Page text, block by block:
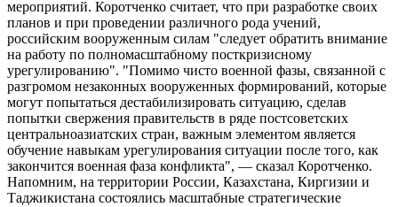
мероприятий. Коротченко считает, что при разработке своих
планов и при проведении различного рода учений,
российским вооруженным силам "следует обратить внимание
на работу по полномасштабному посткризисному
урегулированию". "Помимо чисто военной фазы, связанной с
разгромом незаконных вооруженных формирований, которые
могут попытаться дестабилизировать ситуацию, сделав
попытки свержения правительств в ряде постсоветских
центральноазиатских стран, важным элементом является
обучение навыкам урегулирования ситуации после того, как
закончится военная фаза конфликта", — сказал Коротченко.
Напомним, на территории России, Казахстана, Киргизии и
Таджикистана состоялись масштабные стратегические